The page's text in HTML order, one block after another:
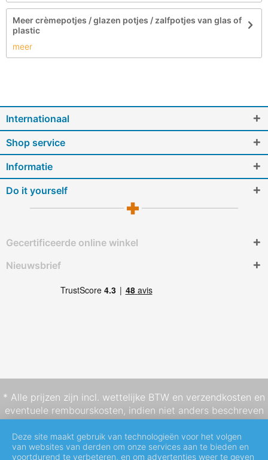
Meer crèmepotjes / glazen potjes / zalfpotjes van glas of
plastic
meer
Internationaal
Shop service
Informatie
Do it yourself
Gecertificeerde online winkel
Nieuwsbrief
* Alle prijzen zijn incl. wettelijke BTW en verzendkosten en
eventuele rembourskosten, indien niet anders beschreven
Deze site maakt gebruik van technologieën voor het volgen
van websites van derden om onze services aan te bieden en
voortdurend te verbeteren, en om advertenties weer te geven